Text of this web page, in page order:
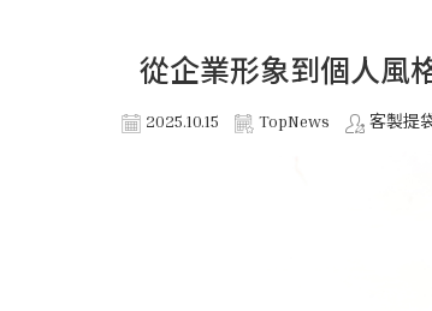
從企業形象到個人風
2025.10.15 TopNews 客製提